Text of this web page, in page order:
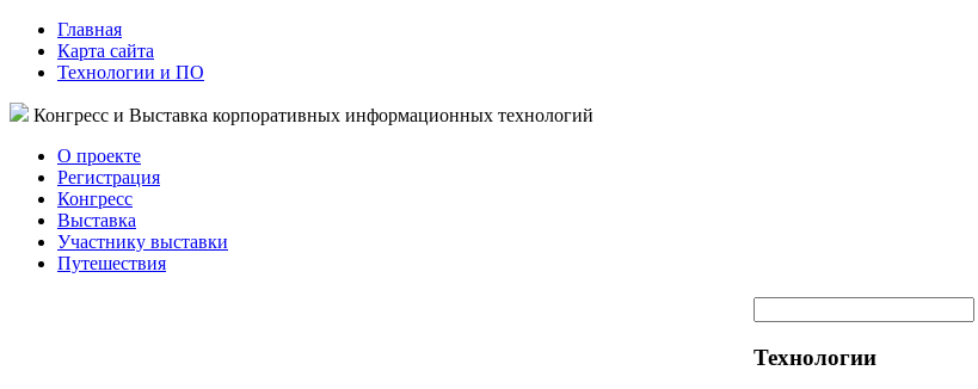
Главная
Карта сайта
Технологии и ПО
Конгресс и Выставка корпоративных информационных технологий
О проекте
Регистрация
Конгресс
Выставка
Участнику выставки
Путешествия
Технологии